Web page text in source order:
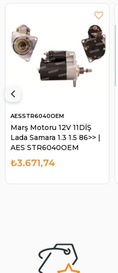
Marş Motoru 12V 11DİŞ
Lada Samara 1.3 1.5 86>> |
AES STR6040OEM
AESSTR6040OEM
₺3.671,74